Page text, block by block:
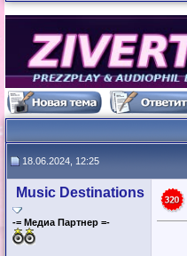
18.06.2024, 12:25
Music Destinations
-= Медиа Партнер =-